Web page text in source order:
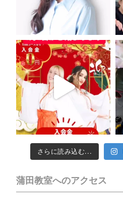
さらに読み込む...
蒲田教室へのアクセス